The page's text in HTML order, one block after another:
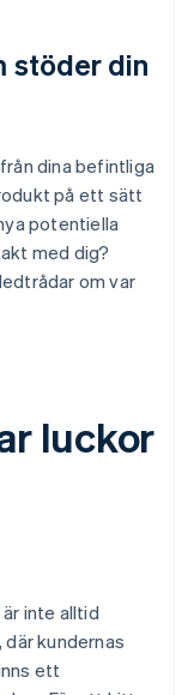
stöder din
dina befintliga
på ett sätt
potentiella
med dig?
om var
luckor
inte alltid
kundernas
ett